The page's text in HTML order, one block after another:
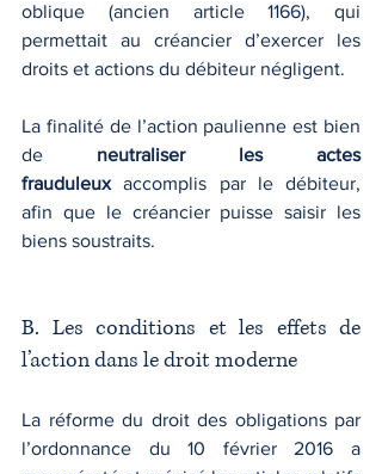
oblique (ancien article 1166), qui
permettait au créancier d’exercer les
droits et actions du débiteur négligent.
La finalité de l’action paulienne est bien
de neutraliser les actes
frauduleux accomplis par le débiteur,
afin que le créancier puisse saisir les
biens soustraits.
B. Les conditions et les effets de
l’action dans le droit moderne
La réforme du droit des obligations par
l’ordonnance du 10 février 2016 a